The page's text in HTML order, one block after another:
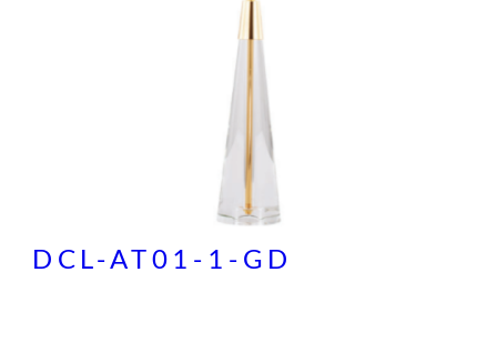
DCL-AT01-1-GD